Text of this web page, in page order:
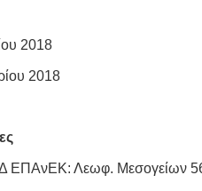
2018
2018
ΕΠΑνΕΚ: Λεωφ. Μεσογείων